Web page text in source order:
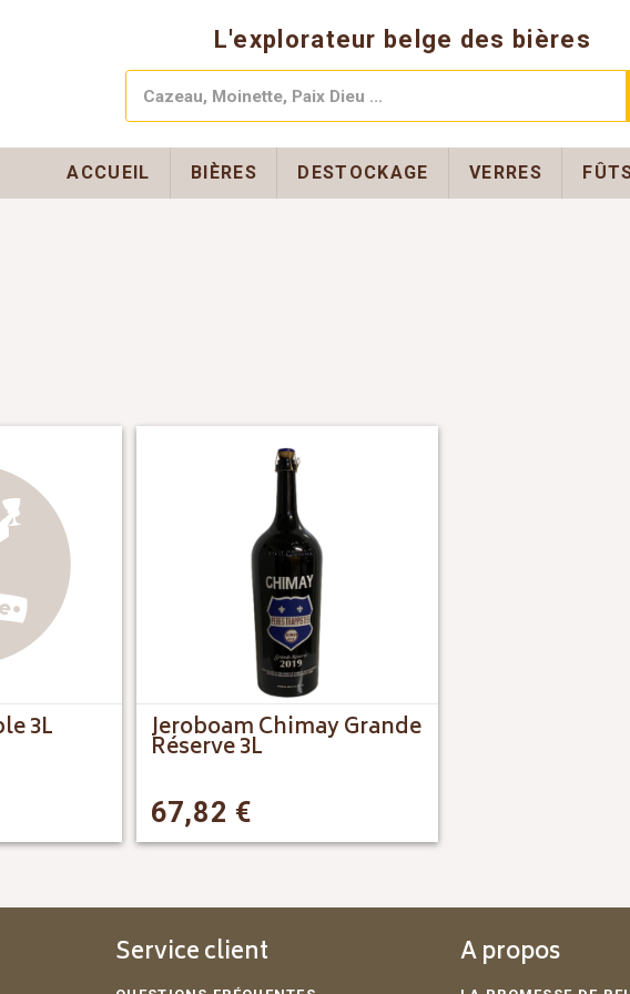
L'explorateur belge des bières
ACCUEIL BIÈRES DESTOCKAGE VERRES
3L Jeroboam Chimay Grande
Réserve 3L
67,82 €
Service client A propos